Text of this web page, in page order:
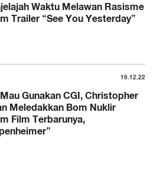
Waktu Melawan Rasisme
Trailer “See You Yesterday”
19.12.22
Gunakan CGI, Christopher
Meledakkan Bom Nuklir
Film Terbarunya,